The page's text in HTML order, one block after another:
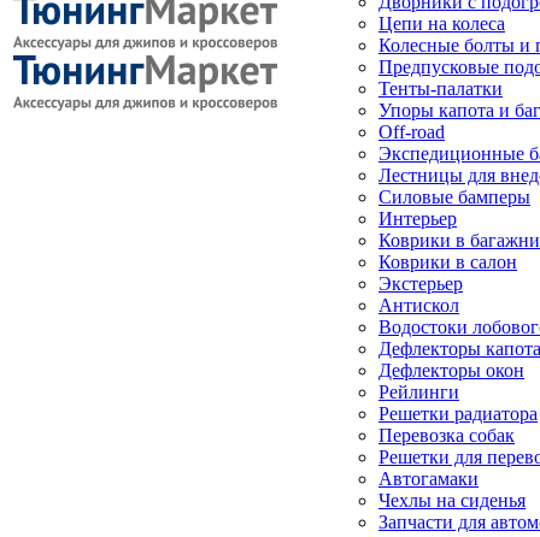
Цепи на колеса
Колесные болты и
Предпусковые
Тенты-палатки
Упоры капота и
Off-road
Экспедиционные
Лестницы для
Силовые бамперы
Интерьер
Коврики в
Коврики в салон
Экстерьер
Антискол
Водостоки
Дефлекторы капота
Дефлекторы окон
Рейлинги
Решетки радиатора
Перевозка собак
Решетки для
Автогамаки
Чехлы на сиденья
Запчасти для